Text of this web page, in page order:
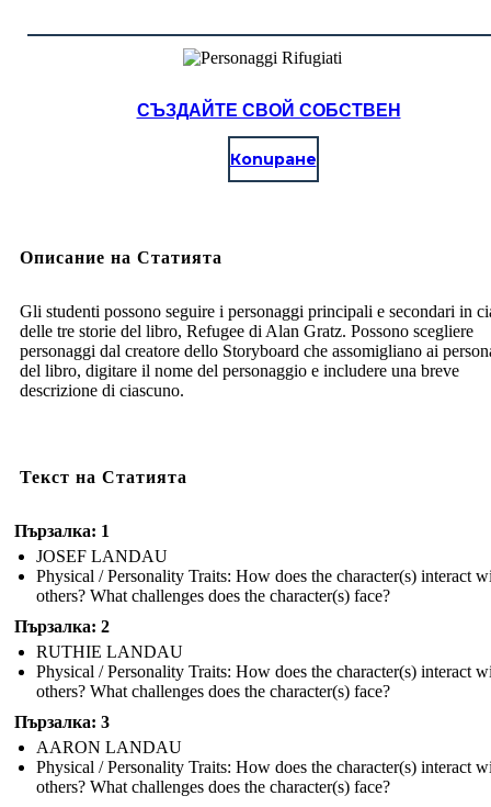
СЪЗДАЙТЕ СВОЙ СОБСТВЕН
Копиране
Описание на Статията
Gli studenti possono seguire i personaggi principali e secondari in
delle tre storie del libro, Refugee di Alan Gratz. Possono scegliere
personaggi dal creatore dello Storyboard che assomigliano ai
del libro, digitare il nome del personaggio e includere una breve
descrizione di ciascuno.
Текст на Статията
Пързалка: 1
JOSEF LANDAU
Physical / Personality Traits: How does the character(s) interact
others? What challenges does the character(s) face?
Пързалка: 2
RUTHIE LANDAU
Physical / Personality Traits: How does the character(s) interact
others? What challenges does the character(s) face?
Пързалка: 3
AARON LANDAU
Physical / Personality Traits: How does the character(s) interact
others? What challenges does the character(s) face?